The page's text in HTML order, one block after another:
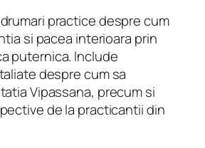
practice despre cum
si pacea interioara prin
puternica. Include
despre cum sa
Vipassana, precum si
de la practicantii din